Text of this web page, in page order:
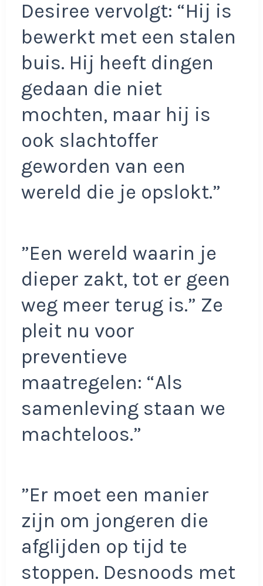
Desiree vervolgt: “Hij is
bewerkt met een stalen
buis. Hij heeft dingen
gedaan die niet
mochten, maar hij is
ook slachtoffer
geworden van een
wereld die je opslokt.”
”Een wereld waarin je
dieper zakt, tot er geen
weg meer terug is.” Ze
pleit nu voor
preventieve
maatregelen: “Als
samenleving staan we
machteloos.”
”Er moet een manier
zijn om jongeren die
afglijden op tijd te
stoppen. Desnoods met